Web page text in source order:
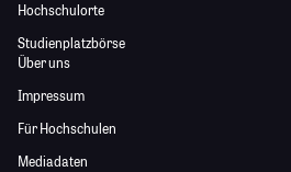
Hochschulorte
Studienplatzbörse
Über uns
Impressum
Für Hochschulen
Mediadaten